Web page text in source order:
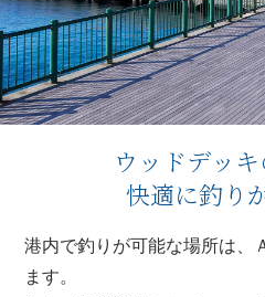
ウッドデッ
快適に釣り
港内で釣りが可能な場所は、
ます。